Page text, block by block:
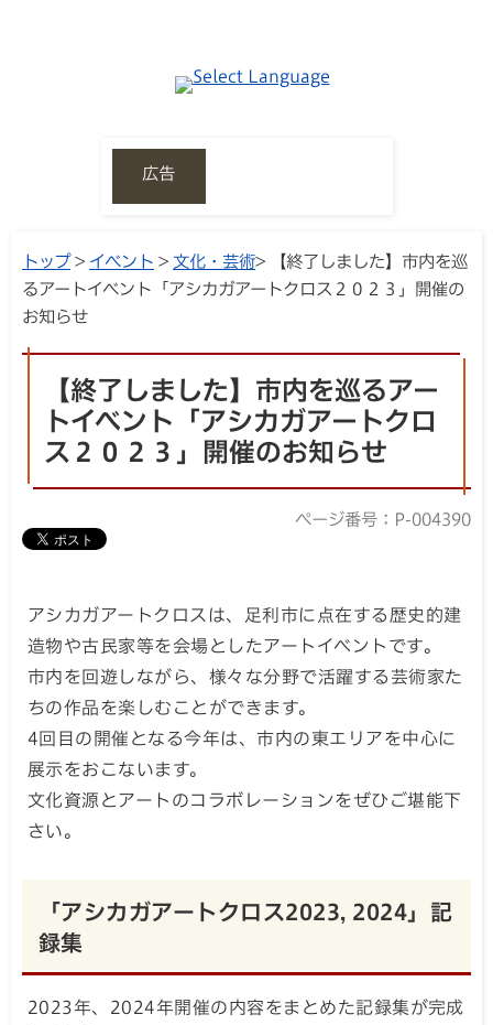
広告
トップ> イベント > 文化・芸術> 【終了しました】市内を巡
るアートイベント「アシカガアートクロス２０２３」開催の
お知らせ
【終了しました】市内を巡るアー
トイベント「アシカガアートクロ
ス２０２３」開催のお知らせ
ページ番号：P-004390
アシカガアートクロスは、足利市に点在する歴史的建
造物や古民家等を会場としたアートイベントです。
市内を回遊しながら、様々な分野で活躍する芸術家た
ちの作品を楽しむことができます。
4回目の開催となる今年は、市内の東エリアを中心に
展示をおこないます。
文化資源とアートのコラボレーションをぜひご堪能下
さい。
「アシカガアートクロス2023, 2024」記
録集
2023年、2024年開催の内容をまとめた記録集が完成